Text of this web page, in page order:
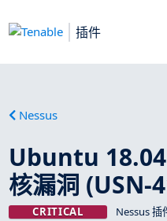
插件
Nessus
Ubuntu
核漏洞 (USN-
CRITICAL Nessus